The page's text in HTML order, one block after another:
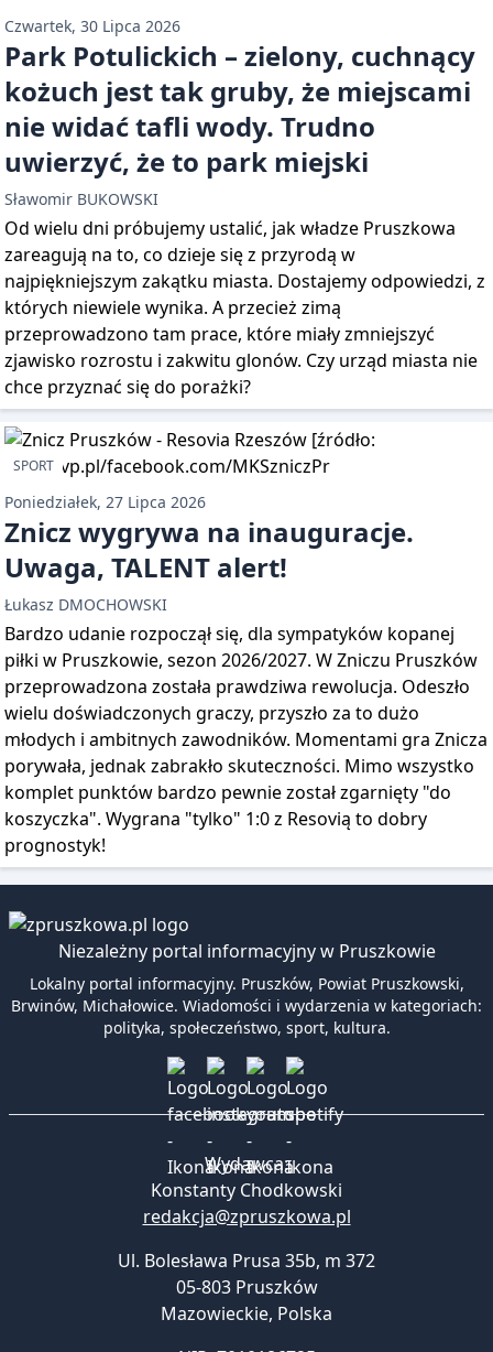
Czwartek, 30 Lipca 2026
Park Potulickich – zielony, cuchnący
kożuch jest tak gruby, że miejscami
nie widać tafli wody. Trudno
uwierzyć, że to park miejski
Sławomir BUKOWSKI
Od wielu dni próbujemy ustalić, jak władze Pruszkowa
zareagują na to, co dzieje się z przyrodą w
najpiękniejszym zakątku miasta. Dostajemy odpowiedzi, z
których niewiele wynika. A przecież zimą
przeprowadzono tam prace, które miały zmniejszyć
zjawisko rozrostu i zakwitu glonów. Czy urząd miasta nie
chce przyznać się do porażki?
SPORT
Poniedziałek, 27 Lipca 2026
Znicz wygrywa na inauguracje.
Uwaga, TALENT alert!
Łukasz DMOCHOWSKI
Bardzo udanie rozpoczął się, dla sympatyków kopanej
piłki w Pruszkowie, sezon 2026/2027. W Zniczu Pruszków
przeprowadzona została prawdziwa rewolucja. Odeszło
wielu doświadczonych graczy, przyszło za to dużo
młodych i ambitnych zawodników. Momentami gra Znicza
porywała, jednak zabrakło skuteczności. Mimo wszystko
komplet punktów bardzo pewnie został zgarnięty "do
koszyczka". Wygrana "tylko" 1:0 z Resovią to dobry
prognostyk!
Niezależny portal informacyjny w Pruszkowie
Lokalny portal informacyjny. Pruszków, Powiat Pruszkowski,
Brwinów, Michałowice. Wiadomości i wydarzenia w kategoriach:
polityka, społeczeństwo, sport, kultura.
Wydawca:
Konstanty Chodkowski
redakcja@zpruszkowa.pl
Ul. Bolesława Prusa 35b, m 372
05-803 Pruszków
Mazowieckie, Polska